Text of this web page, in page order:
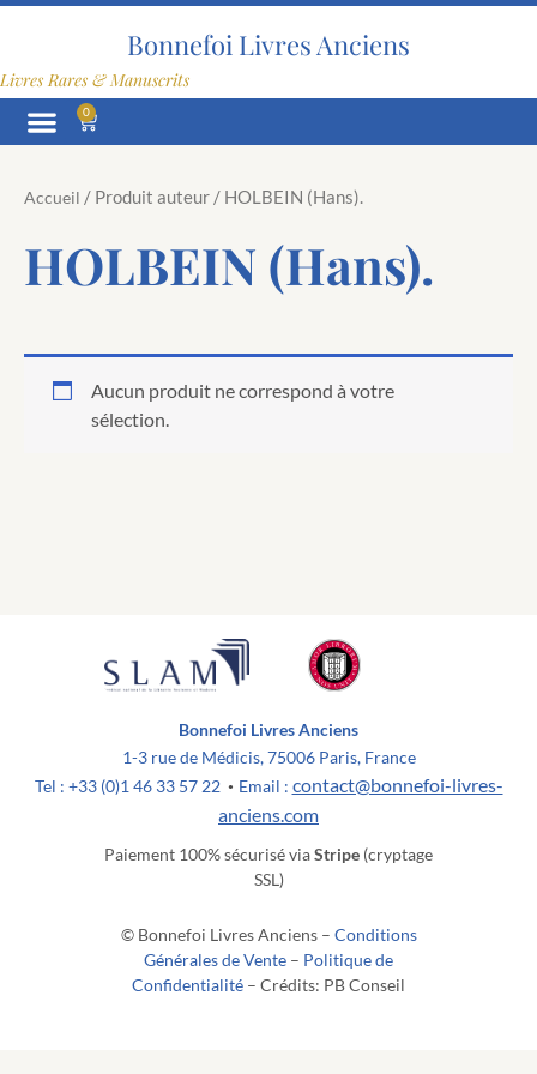
Aller
Bonnefoi Livres Anciens
Livres Rares & Manuscrits
0
Panier
Accueil / Produit auteur / HOLBEIN (Hans).
HOLBEIN (Hans).
Aucun produit ne correspond à votre
sélection.
Bonnefoi Livres Anciens
1-3 rue de Médicis, 75006 Paris, France
Tel : +33 (0)1 46 33 57 22 • Email : contact@bonnefoi-livres-
anciens.com
Paiement 100% sécurisé viaStripe (cryptage
SSL)
© Bonnefoi Livres Anciens – Conditions
Générales de Vente – Politique de
Confidentialité – Crédits: PB Conseil